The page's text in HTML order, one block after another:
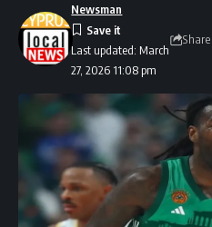
Last updated: March
27, 2026 11:08 pm
Newsman
Share